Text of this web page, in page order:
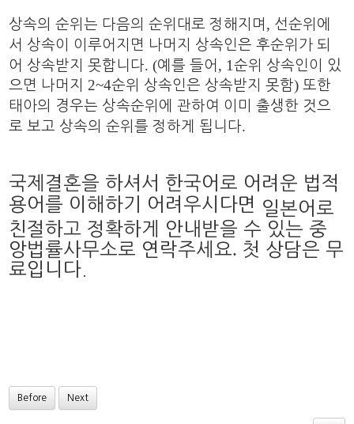
상속의 순위는 다음의 순위대로 정해지며 , 선순위에
서 상속이 이루어지면 나머지 상속인은 후순위가 되
어 상속받지 못합니다. (예를 들어 , 1순위 상속인이 있
으면 나머지 2~4순위 상속인은 상속받지 못함)또한
태아의 경우는 상속순위에 관하여 이미 출생한 것으
로 보고 상속의 순위를 정하게 됩니다.
국제결혼을 하셔서 한국어로 어려운 법적
용어를 이해하기 어려우시다면 일본어로
친절하고 정확하게 안내받을 수 있는 중
앙법률사무소로 연락주세요 . 첫 상담은 무
료입니다.
Before Next